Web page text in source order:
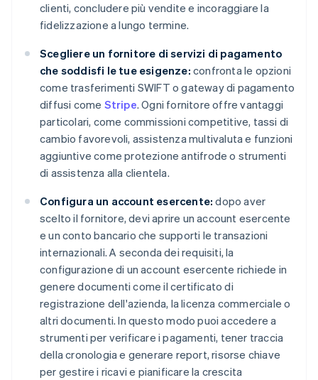
clienti, concludere più vendite e incoraggiare la
fidelizzazione a lungo termine.
Scegliere un fornitore di servizi di pagamento
che soddisfi le tue esigenze: confronta le opzioni
come trasferimenti SWIFT o gateway di pagamento
diffusi come Stripe. Ogni fornitore offre vantaggi
particolari, come commissioni competitive, tassi di
cambio favorevoli, assistenza multivaluta e funzioni
aggiuntive come protezione antifrode o strumenti
di assistenza alla clientela.
Configura un account esercente: dopo aver
scelto il fornitore, devi aprire un account esercente
e un conto bancario che supporti le transazioni
internazionali. A seconda dei requisiti, la
configurazione di un account esercente richiede in
genere documenti come il certificato di
registrazione dell'azienda, la licenza commerciale o
altri documenti. In questo modo puoi accedere a
strumenti per verificare i pagamenti, tener traccia
della cronologia e generare report, risorse chiave
per gestire i ricavi e pianificare la crescita